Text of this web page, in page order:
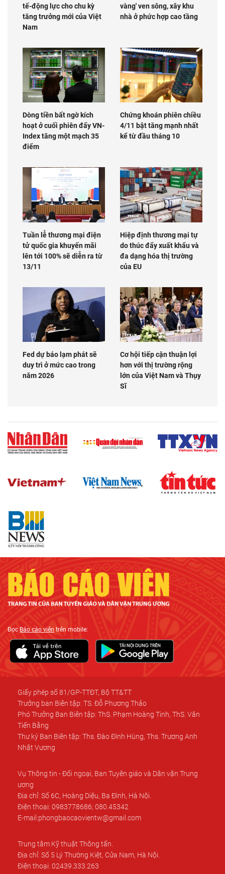
tế-động lực cho chu kỳ
tăng trưởng mới của Việt
Nam
vàng' ven sông, xây khu
nhà ở phức hợp cao tầng
Dòng tiền bất ngờ kích
hoạt ở cuối phiên đẩy VN-
Index tăng một mạch 35
điểm
Chứng khoán phiên chiều
4/11 bật tăng mạnh nhất
kể từ đầu tháng 10
Tuần lễ thương mại điện
tử quốc gia khuyến mãi
lên tới 100% sẽ diễn ra từ
13/11
Hiệp định thương mại tự
do thúc đẩy xuất khẩu và
đa dạng hóa thị trường
của EU
Fed dự báo lạm phát sẽ
duy trì ở mức cao trong
năm 2026
Cơ hội tiếp cận thuận lợi
hơn với thị trường rộng
lớn của Việt Nam và Thụy
Sĩ
ĐọcBáo cáo viên trên mobile:
Giấy phép số 81/GP-TTĐT, Bộ TT&TT
Trưởng ban Biên tập: TS. Đỗ Phương Thảo
Phó Trưởng Ban Biên tập: ThS. Phạm Hoàng Tinh, ThS. Văn
Tiến Bằng
Thư ký Ban Biên tập: Ths. Đào Đình Hùng, Ths. Trương Anh
Nhật Vương
Vụ Thông tin - Đối ngoại, Ban Tuyên giáo và Dân vận Trung
ương
Địa chỉ: Số 6C, Hoàng Diệu, Ba Đình, Hà Nội.
Điện thoại: 0983778686; 080.45342
E-mail:phongbaocaovientw@gmail.com
Trung tâm Kỹ thuật Thông tấn.
Địa chỉ: Số 5 Lý Thường Kiệt, Cửa Nam, Hà Nội.
Điện thoại: 02439.333.263